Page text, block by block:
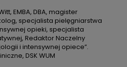
EMBA, DBA, magister
specjalista pielęgniarstwa
opieki, specjalista
, Redaktor Naczelny
i intensywnej opiece”.
DSK WUM